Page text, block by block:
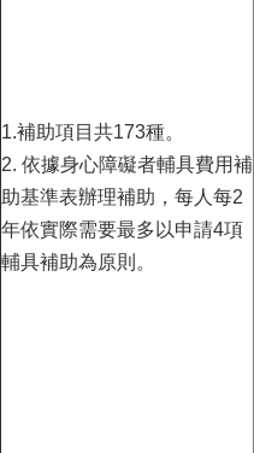
1.補助項目共173種。
2. 依據身心障礙者輔具費用補
助基準表辦理補助，每人每2
年依實際需要最多以申請4項
輔具補助為原則。